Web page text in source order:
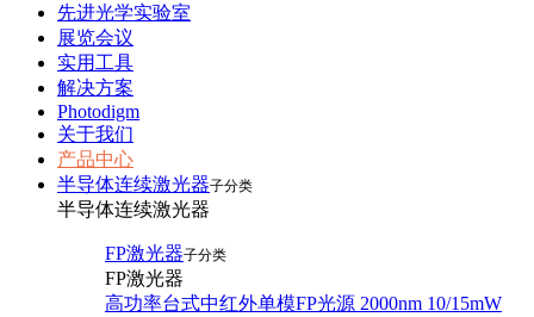
先进光学实验室
展览会议
实用工具
解决方案
Photodigm
关于我们
产品中心
半导体连续激光器子分类
半导体连续激光器
FP激光器子分类
FP激光器
高功率台式中红外单模FP光源 2000nm 10/15mW